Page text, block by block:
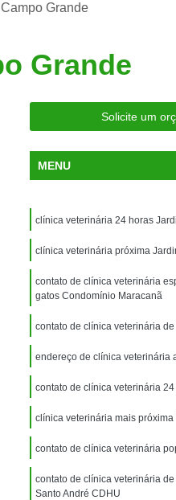
Gatos
Clínica Veterinária
Clínica Veterinária São
para Silvestres
para Animais Silvestres
Consulta para
Santo André
Veterinária para Animais
Exame de Eletrocardiograma
Exame de Imagem para
Exame de Radiologia para
Exame de Sangue para
Exame para Animais São
Animal
Internação de
para Cachorro
Grande
Grande
Solicite um
MENU
clínica veterinária 24 horas
clínica veterinária próxima
contato de clínica veterinária
gatos Condomínio Maracanã
contato de clínica veterinária
endereço de clínica veterinária
contato de clínica veterinária
clínica veterinária mais próxima
contato de clínica veterinária
contato de clínica veterinária
Santo André CDHU